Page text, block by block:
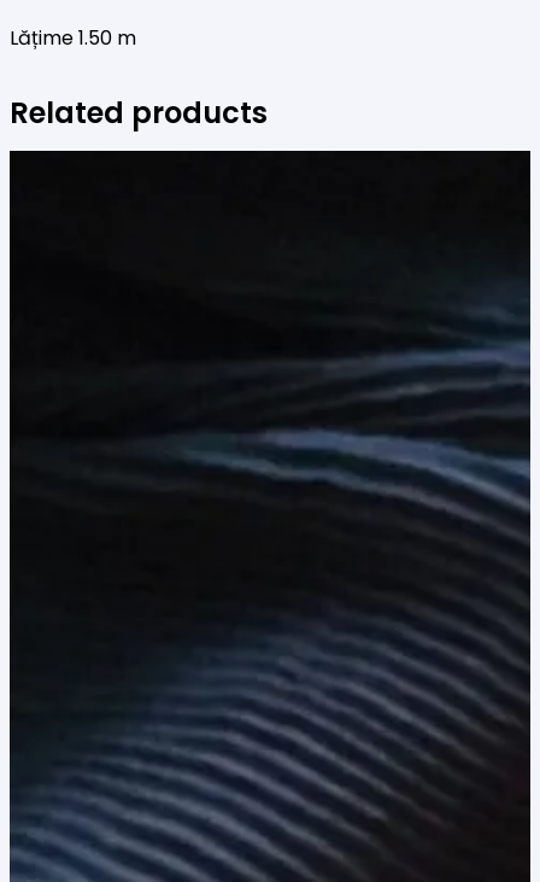
Lățime 1.50 m
Related products